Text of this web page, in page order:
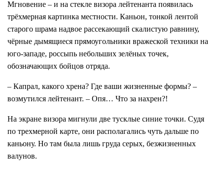
Мгновение – и на стекле визора лейтенанта появилась
трёхмерная картинка местности. Каньон, тонкой лентой
старого шрама надвое рассекающий скалистую равнину,
чёрные дымящиеся прямоугольники вражеской техники на
юго-западе, россыпь небольших зелёных точек,
обозначающих бойцов отряда.
– Капрал, какого хрена? Где ваши жизненные формы? –
возмутился лейтенант. – Опя… Что за нахрен?!
На экране визора мигнули две тусклые синие точки. Судя
по трехмерной карте, они располагались чуть дальше по
каньону. Но там была лишь груда серых, безжизненных
валунов.